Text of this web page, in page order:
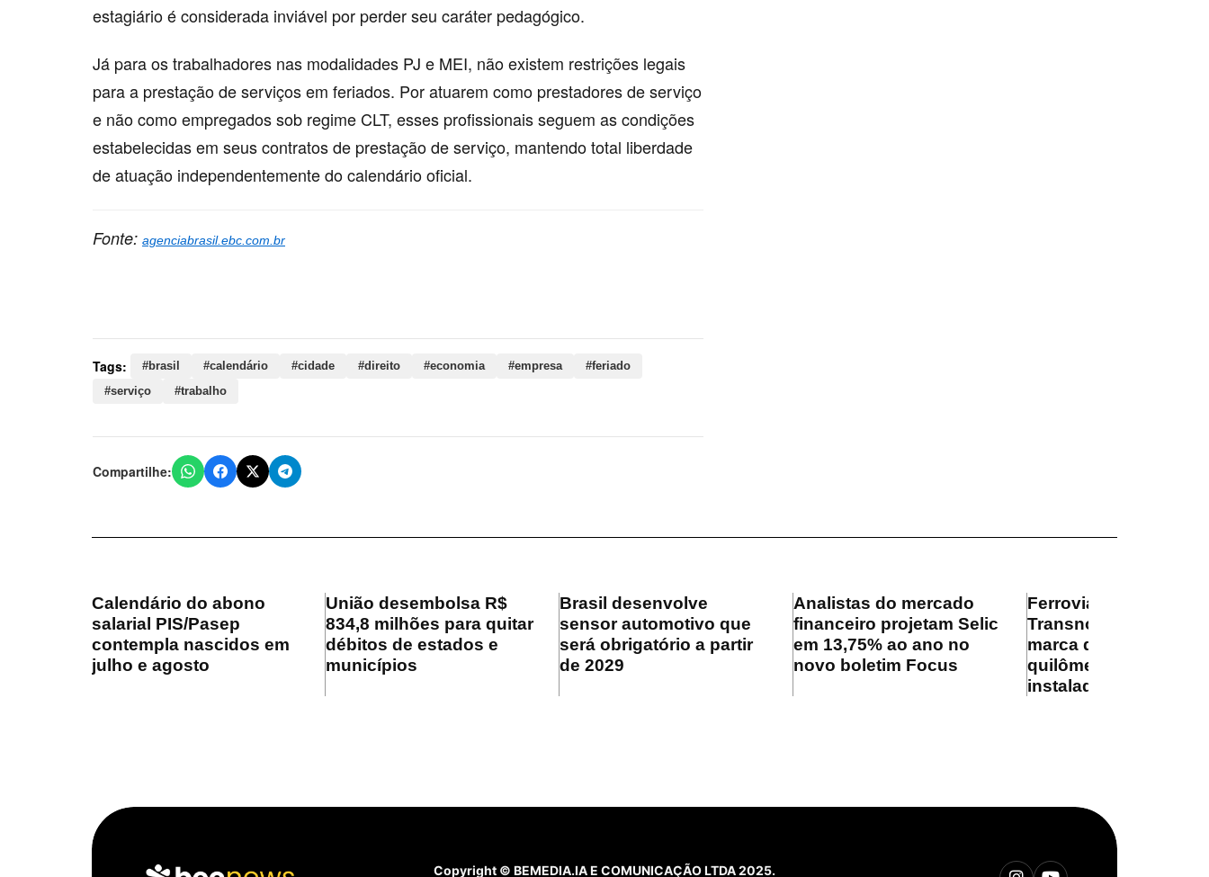
estagiário é considerada inviável por perder seu caráter pedagógico.
Já para os trabalhadores nas modalidades PJ e MEI, não existem restrições legais
para a prestação de serviços em feriados. Por atuarem como prestadores de serviço
e não como empregados sob regime CLT, esses profissionais seguem as condições
estabelecidas em seus contratos de prestação de serviço, mantendo total liberdade
de atuação independentemente do calendário oficial.
Fonte: agenciabrasil.ebc.com.br
Tags: #brasil #calendário #cidade #direito #economia #empresa
#feriado
#serviço
#trabalho
Compartilhe:
Calendário do abono
salarial PIS/Pasep
contempla nascidos em
julho e agosto
União desembolsa R$
834,8 milhões para quitar
débitos de estados e
municípios
Brasil desenvolve
sensor automotivo que
será obrigatório a partir
de 2029
Analistas do mercado
financeiro projetam Selic
em 13,75% ao ano no
novo boletim Focus
Ferrovia
Transnordestina
marca de 100
quilômetros de trilhos
instalados
Copyright © BEMEDIA.IA E COMUNICAÇÃO LTDA 2025.